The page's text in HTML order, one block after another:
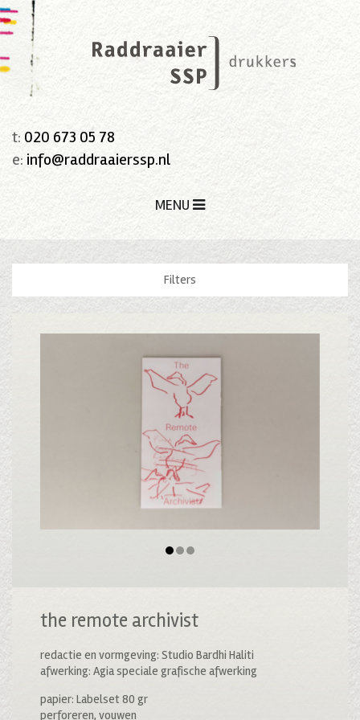
t: 020 673 05 78
e: info@raddraaierssp.nl
MENU
Filters
the remote archivist
redactie en vormgeving: Studio Bardhi Haliti
afwerking: Agia speciale grafische afwerking
papier: Labelset 80 gr
perforeren, vouwen